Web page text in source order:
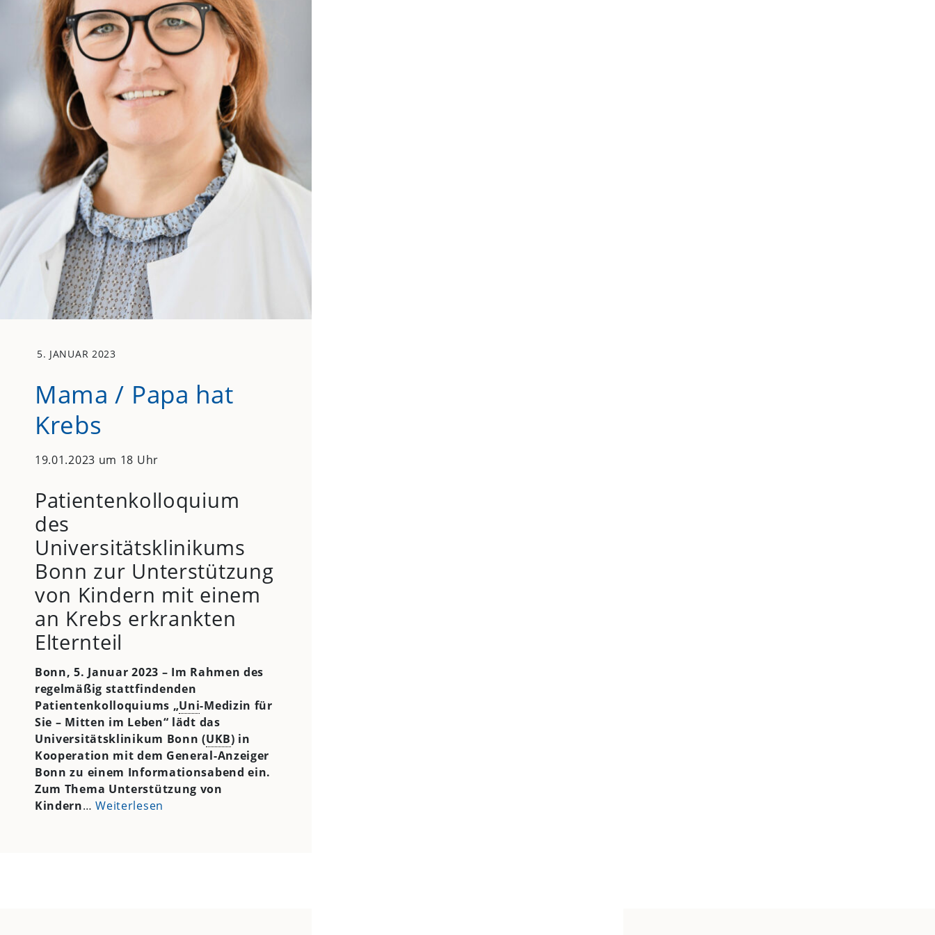
5. JANUAR 2023
Mama / Papa hat
Krebs
19.01.2023 um 18 Uhr
Patientenkolloquium
des
Universitätsklinikums
Bonn zur Unterstützung
von Kindern mit einem
an Krebs erkrankten
Elternteil
Bonn, 5. Januar 2023 – Im Rahmen des
regelmäßig stattfindenden
Patientenkolloquiums „Uni-Medizin für
Sie – Mitten im Leben“ lädt das
Universitätsklinikum Bonn (UKB) in
Kooperation mit dem General-Anzeiger
Bonn zu einem Informationsabend ein.
Zum Thema Unterstützung von
Kindern…Weiterlesen